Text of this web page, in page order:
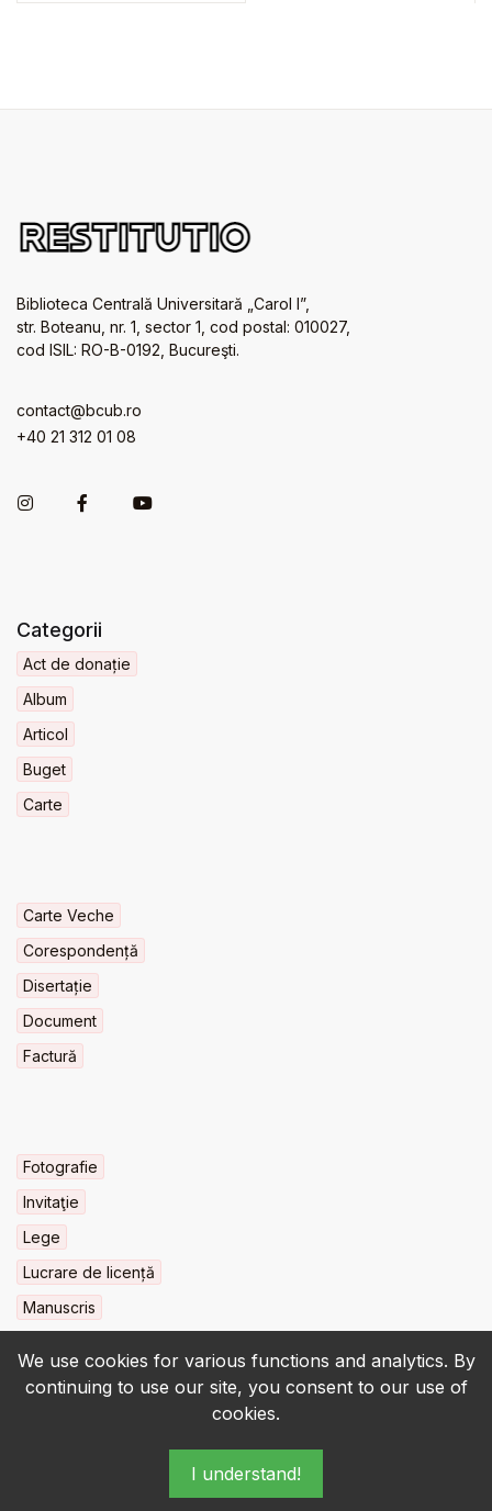
We use cookies for various functions and analytics. By
continuing to use our site, you consent to our use of
cookies.
I understand!
Biblioteca Centrală Universitară „Carol I”,
str. Boteanu, nr. 1, sector 1, cod postal: 010027,
cod ISIL: RO-B-0192, Bucureşti.
contact@bcub.ro
+40 21 312 01 08
Categorii
Act de donație
Album
Articol
Buget
Carte
Carte Veche
Corespondență
Disertație
Document
Factură
Fotografie
Invitaţie
Lege
Lucrare de licență
Manuscris
© 2022-2026 • BCU „Carol I” - All rights reserved.